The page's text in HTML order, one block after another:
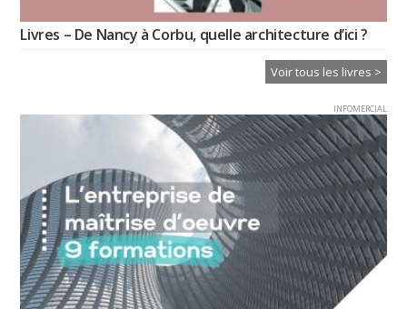
Livres – De Nancy à Corbu, quelle architecture d’ici ?
Voir tous les livres >
INFOMERCIAL